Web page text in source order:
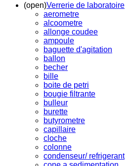
(open)Verrerie de laboratoire
aerometre
alcoometre
allonge coudee
ampoule
baguette d'agitation
ballon
becher
bille
boite de petri
bougie filtrante
bulleur
burette
butyrometre
capillaire
cloche
colonne
condenseur/ refrigerant